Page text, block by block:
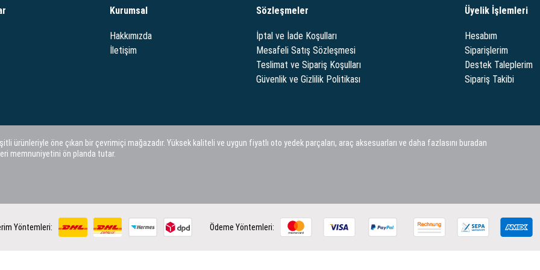
Kurumsal
Hakkımızda
İletişim
Sözleşmeler
İptal ve İade Koşulları
Mesafeli Satış Sözleşmesi
Teslimat ve Sipariş Koşulları
Güvenlik ve Gizlilik Politikası
Üyelik İşlemleri
Hesabım
Siparişlerim
Destek Taleplerim
Sipariş Takibi
öne çıkan bir çevrimiçi mağazadır. Yüksek kaliteli ve uygun fiyatlı oto yedek parçaları, araç aksesuarları ve daha fazlasını buradan
memnuniyetini ön planda tutar.
Yöntemleri: Ödeme Yöntemleri: